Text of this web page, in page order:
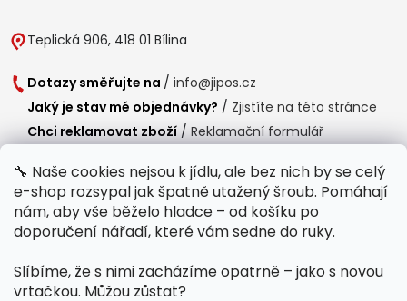
🔧 Naše cookies nejsou k jídlu, ale bez nich by se celý
e-shop rozsypal jak špatně utažený šroub. Pomáhají
nám, aby vše běželo hladce – od košíku po
doporučení nářadí, které vám sedne do ruky.
Slíbíme, že s nimi zacházíme opatrně – jako s novou
vrtačkou. Můžou zůstat?
Teplická 906, 418 01 Bílina
Dotazy směřujte na / info@jipos.cz
Jaký je stav mé objednávky? / Zjistíte na této stránce
Chci reklamovat zboží / Reklamační formulář
Provozní doba
Po-Čt / 8:00 - 15:00
Polední přestávka /11:00 - 11:30